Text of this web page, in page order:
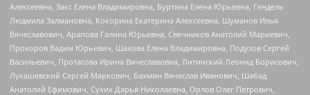
Алексеевна, Закс Елена Владимировна, Буртина Елена Юрьевна, Гендель
Людмила Залмановна, Кокорина Екатерина Алексеевна, Шуманов Илья
Вячеславович, Арапова Галина Юрьевна, Свечников Анатолий Мариевич,
Прохоров Вадим Юрьевич, Шахова Елена Владимировна, Подузов Сергей
Васильевич, Протасова Ирина Вячеславовна, Литинский Леонид Борисович,
Лукашевский Сергей Маркович, Бахмин Вячеслав Иванович, Шабад
Анатолий Ефимович, Сухих Дарья Николаевна, Орлов Олег Петрович,